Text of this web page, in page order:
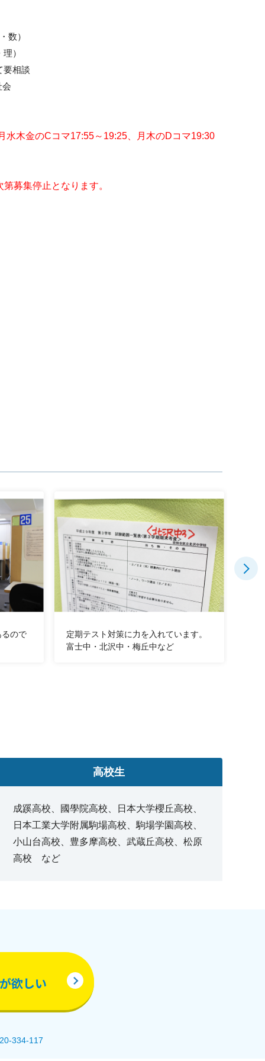
数）
）
相談
木金のCコマ17:55～19:25、月木のDコマ19:30
募集停止となります。
ので
定期テスト対策に力を入れています。
富士中・北沢中・梅丘中など
高校生
成蹊高校、國學院高校、日本大学櫻丘高校、
日本工業大学附属駒場高校、駒場学園高校、
小山台高校、豊多摩高校、武蔵丘高校、松原
高校 など
が欲しい
334-117